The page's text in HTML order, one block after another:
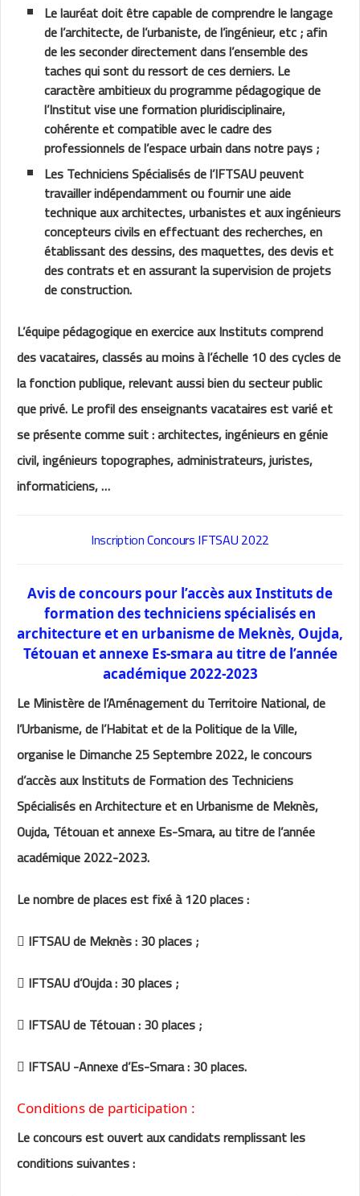
Le lauréat doit être capable de comprendre le langage
de l’architecte, de l’urbaniste, de l’ingénieur, etc ; afin
de les seconder directement dans l’ensemble des
taches qui sont du ressort de ces derniers. Le
caractère ambitieux du programme pédagogique de
l’Institut vise une formation pluridisciplinaire,
cohérente et compatible avec le cadre des
professionnels de l’espace urbain dans notre pays ;
Les Techniciens Spécialisés de l’IFTSAU peuvent
travailler indépendamment ou fournir une aide
technique aux architectes, urbanistes et aux ingénieurs
concepteurs civils en effectuant des recherches, en
établissant des dessins, des maquettes, des devis et
des contrats et en assurant la supervision de projets
de construction.
L’équipe pédagogique en exercice aux Instituts comprend
des vacataires, classés au moins à l’échelle 10 des cycles de
la fonction publique, relevant aussi bien du secteur public
que privé. Le profil des enseignants vacataires est varié et
se présente comme suit : architectes, ingénieurs en génie
civil, ingénieurs topographes, administrateurs, juristes,
informaticiens, …
InscriptionConcours IFTSAU 2022
Avis de concours pour l’accès aux Instituts de
formation des techniciens spécialisés en
architecture et en urbanisme de Meknès, Oujda,
Tétouan et annexe Es-smara au titre de l’année
académique 2022-2023
Le Ministère de l’Aménagement du Territoire National, de
l’Urbanisme, de l’Habitat et de la Politique de la Ville,
organise le Dimanche 25 Septembre 2022, le concours
d’accès aux Instituts de Formation des Techniciens
Spécialisés en Architecture et en Urbanisme de Meknès,
Oujda, Tétouan et annexe Es-Smara, au titre de l’année
académique 2022-2023.
Le nombre de places est fixé à 120 places :
 IFTSAU de Meknès : 30 places ;
 IFTSAU d’Oujda : 30 places ;
 IFTSAU de Tétouan : 30 places ;
 IFTSAU -Annexe d’Es-Smara : 30 places.
Conditions de participation :
Le concours est ouvert aux candidats remplissant les
conditions suivantes :